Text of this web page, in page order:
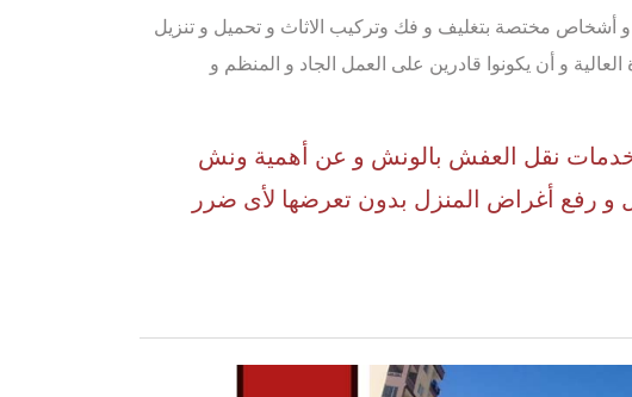
و أشخاص مختصة بتغليف و فك وتركيب الاثاث و تحميل و تنزيل
و أن يكونوا قادرين على العمل الجاد و المنظم و
نقل العفش بالونش و عن أهمية ونش
و رفع أغراض المنزل بدون تعرضها لأى ضرر